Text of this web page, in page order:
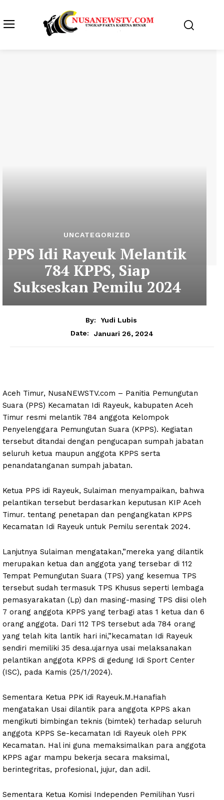
UNCATEGORIZED
PPS Idi Rayeuk Melantik
784 KPPS, Siap
Sukseskan Pemilu 2024
By:
Yudi Lubis
Date:
Januari 26, 2024
Aceh Timur, NusaNEWSTV.com – Panitia Pemungutan
Suara (PPS) Kecamatan Idi Rayeuk, kabupaten Aceh
Timur resmi melantik 784 anggota Kelompok
Penyelenggara Pemungutan Suara (KPPS). Kegiatan
tersebut ditandai dengan pengucapan sumpah jabatan
seluruh ketua maupun anggota KPPS serta
penandatanganan sumpah jabatan.
Ketua PPS idi Rayeuk, Sulaiman menyampaikan, bahwa
pelantikan tersebut berdasarkan keputusan KIP Aceh
Timur. tentang penetapan dan pengangkatan KPPS
Kecamatan Idi Rayeuk untuk Pemilu serentak 2024.
Lanjutnya Sulaiman mengatakan,”mereka yang dilantik
merupakan ketua dan anggota yang tersebar di 112
Tempat Pemungutan Suara (TPS) yang kesemua TPS
tersebut sudah termasuk TPS Khusus seperti lembaga
pemasyarakatan (Lp) dan masing-masing TPS diisi oleh
7 orang anggota KPPS yang terbagi atas 1 ketua dan 6
orang anggota. Dari 112 TPS tersebut ada 784 orang
yang telah kita lantik hari ini,”kecamatan Idi Rayeuk
sendiri memiliki 35 desa.ujarnya usai melaksanakan
pelantikan anggota KPPS di gedung Idi Sport Center
(ISC), pada Kamis (25/1/2024).
Sementara Ketua PPK idi Rayeuk.M.Hanafiah
mengatakan Usai dilantik para anggota KPPS akan
mengikuti bimbingan teknis (bimtek) terhadap seluruh
anggota KPPS Se-kecamatan Idi Rayeuk oleh PPK
Kecamatan. Hal ini guna memaksimalkan para anggota
KPPS agar mampu bekerja secara maksimal,
berintegritas, profesional, jujur, dan adil.
Sementara Ketua Komisi Independen Pemilihan Yusri